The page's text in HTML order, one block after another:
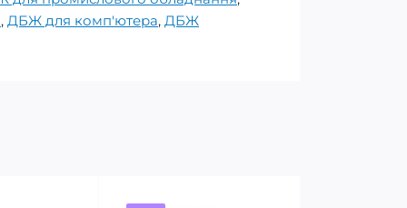
, ДБЖ для комп'ютера, ДБЖ